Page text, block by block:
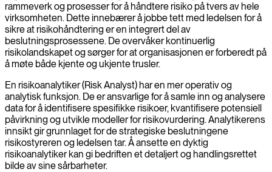
rammeverk og prosesser for å håndtere risiko på tvers av hele
virksomheten. Dette innebærer å jobbe tett med ledelsen for å
sikre at risikohåndtering er en integrert del av
beslutningsprosessene. De overvåker kontinuerlig
risikolandskapet og sørger for at organisasjonen er forberedt på
å møte både kjente og ukjente trusler.
En risikoanalytiker (Risk Analyst) har en mer operativ og
analytisk funksjon. De er ansvarlige for å samle inn og analysere
data for å identifisere spesifikke risikoer, kvantifisere potensiell
påvirkning og utvikle modeller for risikovurdering. Analytikerens
innsikt gir grunnlaget for de strategiske beslutningene
risikostyreren og ledelsen tar. Å ansette en dyktig
risikoanalytiker kan gi bedriften et detaljert og handlingsrettet
bilde av sine sårbarheter.